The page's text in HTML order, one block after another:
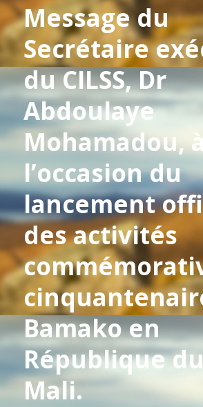
Message du
Secrétaire
du CILSS, Dr
Abdoulaye
Mohamadou, à
l’occasion du
lancement
des activités
Bamako en
République
Mali.